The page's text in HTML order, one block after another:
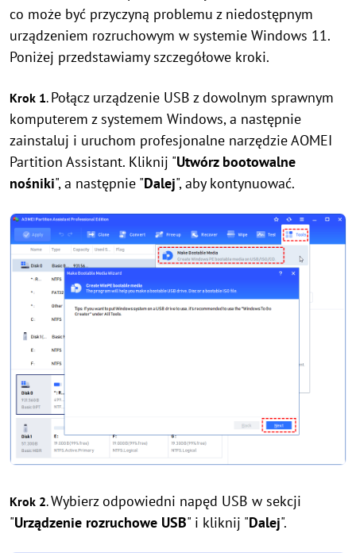
co może być przyczyną problemu z niedostępnym
urządzeniem rozruchowym w systemie Windows 11.
Poniżej przedstawiamy szczegółowe kroki.
Krok 1. Połącz urządzenie USB z dowolnym sprawnym
komputerem z systemem Windows, a następnie
zainstaluj i uruchom profesjonalne narzędzie AOMEI
Partition Assistant. Kliknij "Utwórz bootowalne
nośniki", a następnie "Dalej", aby kontynuować.
Krok 2.Wybierz odpowiedni napęd USB w sekcji
"Urządzenie rozruchowe USB" i kliknij "Dalej".